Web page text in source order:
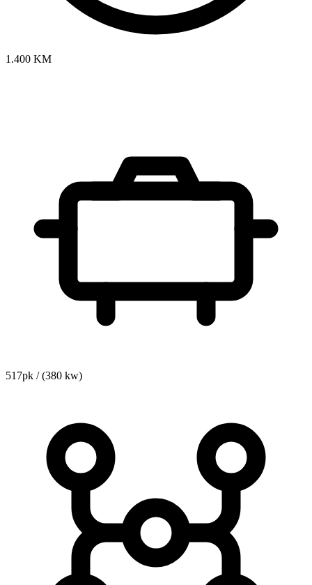
1.400 KM
517pk / (380 kw)